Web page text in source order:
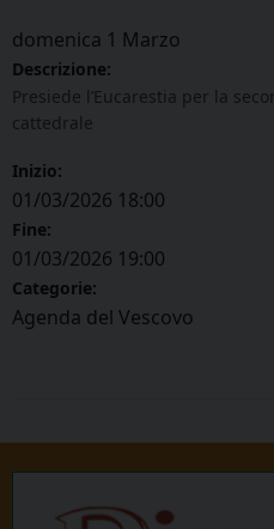
domenica 1 Marzo
Descrizione:
Presiede l’Eucarestia per la
cattedrale
Inizio:
01/03/2026 18:00
Fine:
01/03/2026 19:00
Categorie:
Agenda del Vescovo